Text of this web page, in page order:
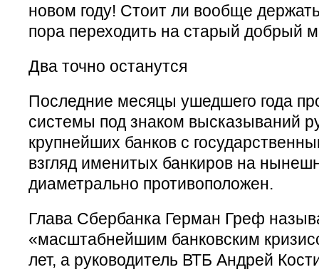
новом году! Стоит ли вообще
пора переходить на старый добрый
Два точно останутся
Последние месяцы ушедшего года
системы под знаком высказываний
крупнейших банков с
взгляд именитых банкиров на
диаметрально противоположен.
Глава Сбербанка Герман Греф
«масштабнейшим банковским
лет, а руководитель ВТБ Андрей